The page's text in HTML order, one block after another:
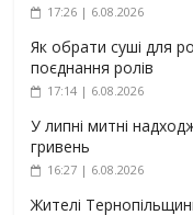
17:26 | 6.08.2026
Як обрати суші для
поєднання ролів
17:14 | 6.08.2026
У липні митні
гривень
16:27 | 6.08.2026
Жителі